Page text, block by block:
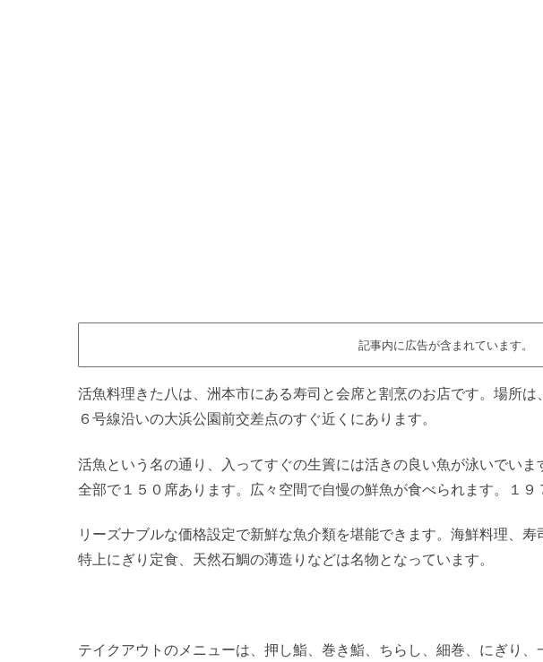
記事内に広告が含まれています。
活魚料理きた八は、洲本市にある寿司と会席と割烹のお店です。場所
６号線沿いの大浜公園前交差点のすぐ近くにあります。
活魚という名の通り、入ってすぐの生簀には活きの良い魚が泳いでい
全部で１５０席あります。広々空間で自慢の鮮魚が食べられます。１９
リーズナブルな価格設定で新鮮な魚介類を堪能できます。海鮮料理、寿
特上にぎり定食、天然石鯛の薄造りなどは名物となっています。
テイクアウトのメニューは、押し鮨、巻き鮨、ちらし、細巻、にぎり、